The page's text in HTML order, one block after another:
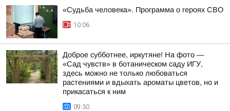
«Судьба человека». Программа о героях СВО
10:06
Доброе субботнее, иркутяне! На фото —
«Сад чувств» в ботаническом саду ИГУ,
здесь можно не только любоваться
растениями и вдыхать ароматы цветов, но и
прикасаться к ним
09:30